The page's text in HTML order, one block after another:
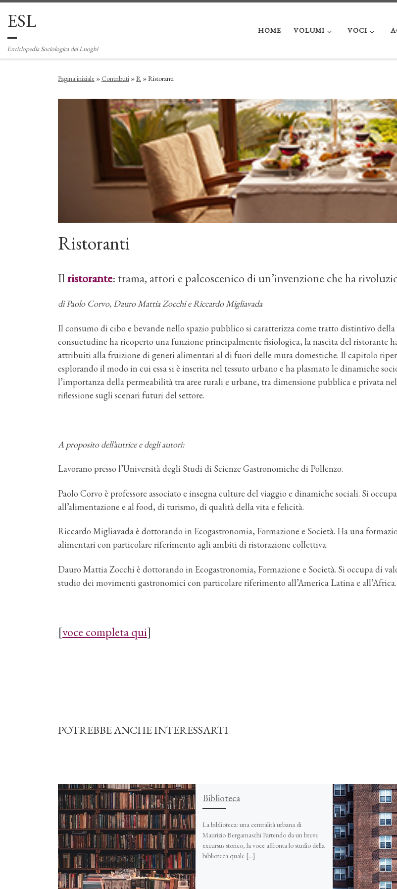
Passa al contenuto
ESL
Enciclopedia Sociologica dei Luoghi
HOME VOLUMI VOCI
Pagina iniziale »Contributi »R »Ristoranti
Ristoranti
Ilristorante: trama, attori e palcoscenico di un’invenzione che ha
di Paolo Corvo, Dauro Mattia Zocchi e Riccardo Migliavada
Il consumo di cibo e bevande nello spazio pubblico si caratterizza come tratto distintivo
consuetudine ha ricoperto una funzione principalmente fisiologica, la nascita del ristorante
attribuiti alla fruizione di generi alimentari al di fuori delle mura domestiche. Il capitolo
esplorando il modo in cui essa si è inserita nel tessuto urbano e ha plasmato le dinamiche
l’importanza della permeabilità tra aree rurali e urbane, tra dimensione pubblica e privata
riflessione sugli scenari futuri del settore.
A proposito dell’autrice e degli autori:
Lavorano presso l’Università degli Studi di Scienze Gastronomiche di Pollenzo.
Paolo Corvo è professore associato e insegna culture del viaggio e dinamiche sociali. Si
all’alimentazione e al food, di turismo, di qualità della vita e felicità.
Riccardo Migliavada è dottorando in Ecogastronomia, Formazione e Società. Ha una
alimentari con particolare riferimento agli ambiti di ristorazione collettiva.
Dauro Mattia Zocchi è dottorando in Ecogastronomia, Formazione e Società. Si occupa di
studio dei movimenti gastronomici con particolare riferimento all’America Latina e all’Africa.
[voce completa qui]
POTREBBE ANCHE INTERESSARTI
Biblioteca
La biblioteca: una centralità urbana di
Maurizio Bergamaschi Partendo da un breve
excursus storico, la voce affronta lo studio della
biblioteca quale […]